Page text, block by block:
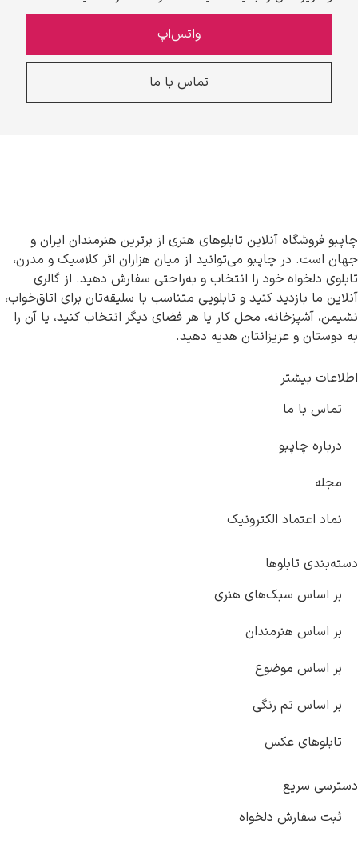
واتس‌اپ
تماس با ما
چاپبو فروشگاه آنلاین تابلوهای هنری از برترین هنرمندان ایران و
جهان است. در چاپبو می‌توانید از میان هزاران اثر کلاسیک و مدرن،
تابلوی دلخواه خود را انتخاب و به‌راحتی سفارش دهید. از گالری
آنلاین ما بازدید کنید و تابلویی متناسب با سلیقه‌تان برای اتاق‌خواب،
نشیمن، آشپزخانه، محل کار یا هر فضای دیگر انتخاب کنید، یا آن را
به دوستان و عزیزانتان هدیه دهید.
اطلاعات بیشتر
تماس با ما
درباره چاپبو
مجله
نماد اعتماد الکترونیک
دسته‌بندی تابلوها
بر اساس سبک‌های هنری
بر اساس هنرمندان
بر اساس موضوع
بر اساس تم رنگی
تابلوهای عکس
دسترسی سریع
ثبت سفارش دلخواه